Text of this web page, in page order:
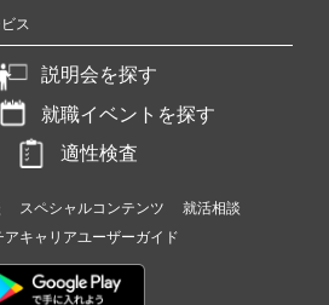
ス
説明会を探す
就職イベントを探す
適性検査
スペシャルコンテンツ
就活相談
アキャリアユーザーガイド